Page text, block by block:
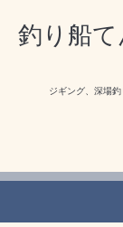
釣り船
ジギング、深場